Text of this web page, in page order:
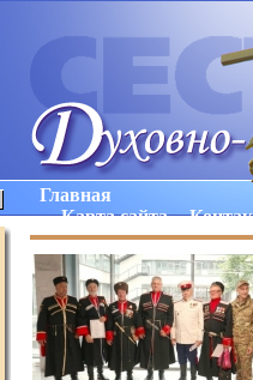
Главная
Карта сайта